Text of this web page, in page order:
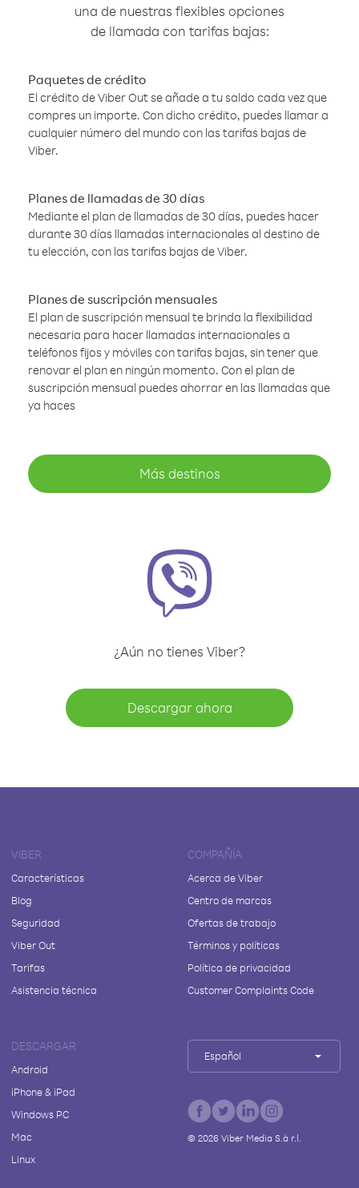
una de nuestras flexibles opciones
de llamada con tarifas bajas:
Paquetes de crédito
El crédito de Viber Out se añade a tu saldo cada vez que
compres un importe. Con dicho crédito, puedes llamar a
cualquier número del mundo con las tarifas bajas de
Viber.
Planes de llamadas de 30 días
Mediante el plan de llamadas de 30 días, puedes hacer
durante 30 días llamadas internacionales al destino de
tu elección, con las tarifas bajas de Viber.
Planes de suscripción mensuales
El plan de suscripción mensual te brinda la flexibilidad
necesaria para hacer llamadas internacionales a
teléfonos fijos y móviles con tarifas bajas, sin tener que
renovar el plan en ningún momento. Con el plan de
suscripción mensual puedes ahorrar en las llamadas que
ya haces
Más destinos
¿Aún no tienes Viber?
Descargar ahora
VIBER
Características
Blog
Seguridad
Viber Out
Tarifas
Asistencia técnica
COMPAÑÍA
Acerca de Viber
Centro de marcas
Ofertas de trabajo
Términos y políticas
Política de privacidad
Customer Complaints Code
DESCARGAR
Android
iPhone & iPad
Windows PC
Mac
Linux
Español
© 2026Viber Media S.à r.l.